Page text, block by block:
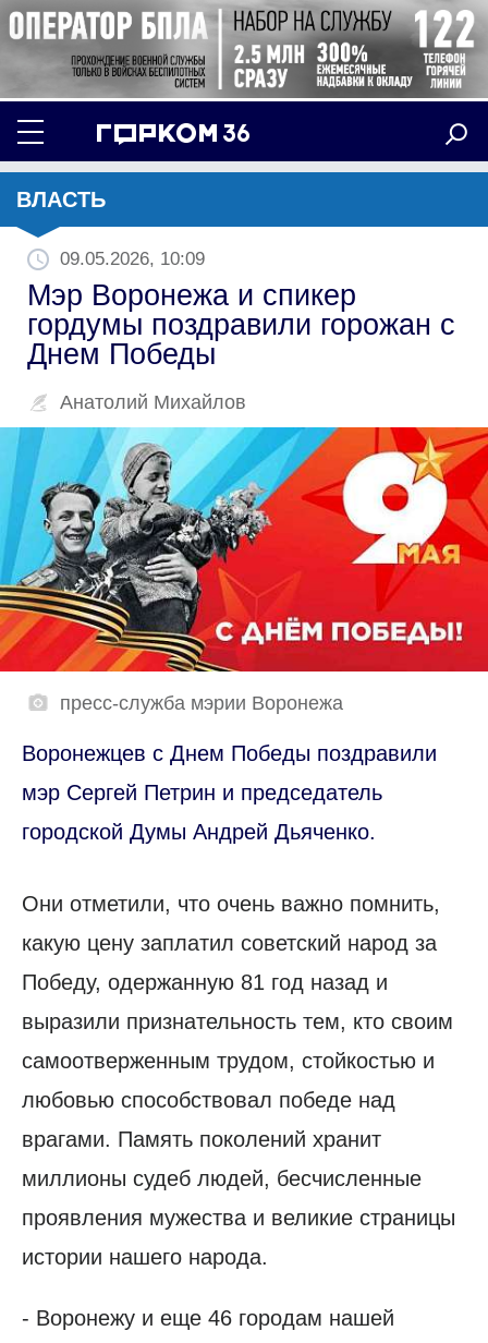
ВЛАСТЬ
09.05.2026, 10:09
Мэр Воронежа и спикер
гордумы поздравили горожан с
Днем Победы
Анатолий Михайлов
пресс-служба мэрии Воронежа
Воронежцев с Днем Победы поздравили
мэр Сергей Петрин и председатель
городской Думы Андрей Дьяченко.
Они отметили, что очень важно помнить,
какую цену заплатил советский народ за
Победу, одержанную 81 год назад и
выразили признательность тем, кто своим
самоотверженным трудом, стойкостью и
любовью способствовал победе над
врагами. Память поколений хранит
миллионы судеб людей, бесчисленные
проявления мужества и великие страницы
истории нашего народа.
- Воронежу и еще 46 городам нашей